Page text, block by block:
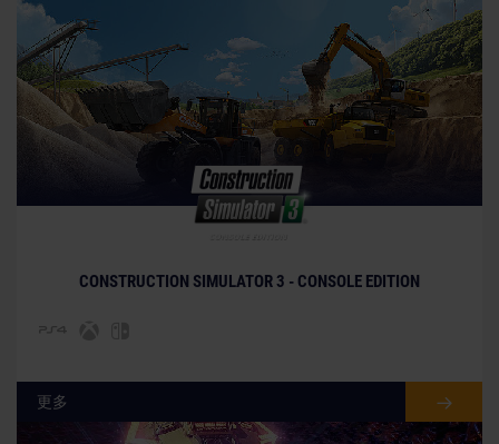
© [Translate to Chinese (simplified):]
CONSTRUCTION SIMULATOR 3 - CONSOLE EDITION
更多